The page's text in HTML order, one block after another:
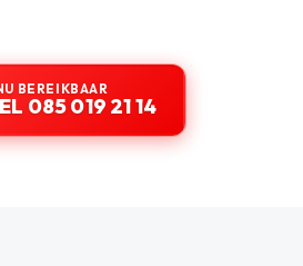
BEREIKBAAR
085 019 21 14